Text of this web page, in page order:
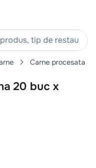
tip de restaurant,
Carne procesata
20 buc x